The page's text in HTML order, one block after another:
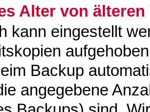
Alter von älteren
kann eingestellt
Backup
angegebene